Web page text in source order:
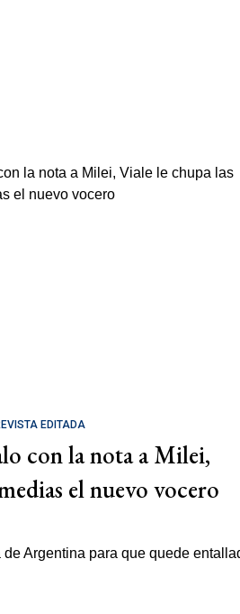
EDITADA
con la nota a Milei,
el nuevo vocero